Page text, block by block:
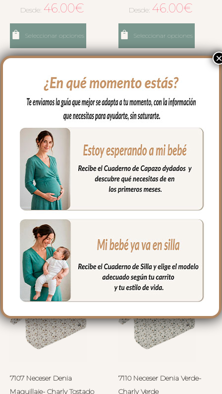
Desde: 46.00€
Seleccionar opciones
Desde: 46.00€
Seleccionar opciones
6803 Neceser Luan Verde
46.00€
Seleccionar opciones
6804 Neceser Marco
46.00€
Seleccionar opciones
7107 Neceser Denia
Maquillaje- Charly Tostado
7110 Neceser Denia Verde-
Charly Verde
×